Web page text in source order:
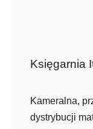
Księgarnia
Kameralna,
dystrybucji